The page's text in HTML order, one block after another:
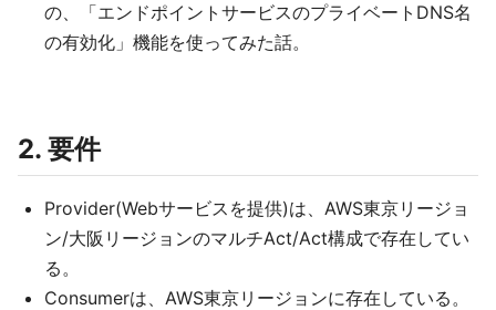
の、「エンドポイントサービスのプライベートDNS名
の有効化」機能を使ってみた話。
2. 要件
Provider(Webサービスを提供)は、AWS東京リージョ
ン/大阪リージョンのマルチAct/Act構成で存在してい
る。
Consumerは、AWS東京リージョンに存在している。